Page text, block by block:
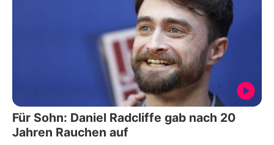
Für Sohn: Daniel Radcliffe gab nach 20
Jahren Rauchen auf